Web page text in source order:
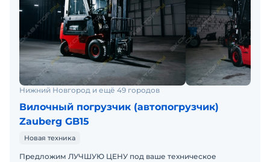
Нижний Новгород и ещё 49 городов
Вилочный погрузчик (автопогрузчик)
Zauberg GB15
Новая техника
Предложим ЛУЧШУЮ ЦЕНУ под ваше техническое